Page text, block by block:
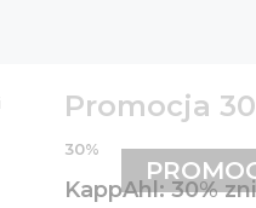
Promocja
30%
KappAhl: 30%